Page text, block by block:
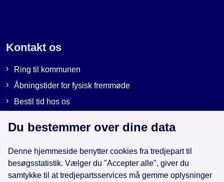
Kontakt os
Ring til kommunen
Åbningstider for fysisk fremmøde
Bestil tid hos os
Genveje
Du bestemmer over dine data
Denne hjemmeside benytter cookies fra tredjepart til
besøgsstatistik. Vælger du "Accepter alle", giver du
samtykke til at tredjepartsservices må gemme oplysninger